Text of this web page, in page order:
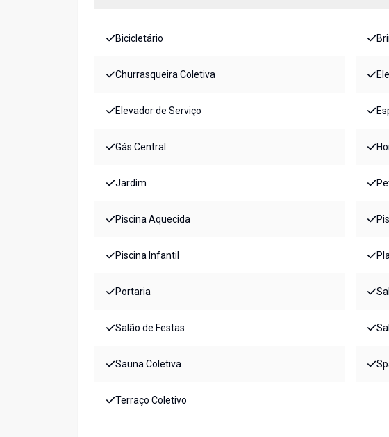
Bicicletário
Churrasqueira Coletiva
Elevador de Serviço
Gás Central
Jardim
Piscina Aquecida
Piscina Infantil
Portaria
Salão de Festas
Sauna Coletiva
Terraço Coletivo